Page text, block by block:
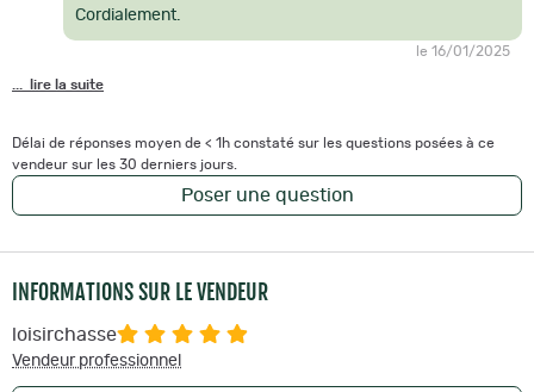
Cordialement.
le 16/01/2025
... lire la suite
Délai de réponses moyen de < 1h constaté sur les questions posées à ce
vendeur sur les 30 derniers jours.
Poser une question
INFORMATIONS SUR LE VENDEUR
loisirchasse
Vendeur professionnel